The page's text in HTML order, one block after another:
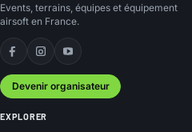
Events, terrains, équipes et équipement
airsoft en France.
Facebook
Instagram
YouTube
Devenir organisateur
EXPLORER